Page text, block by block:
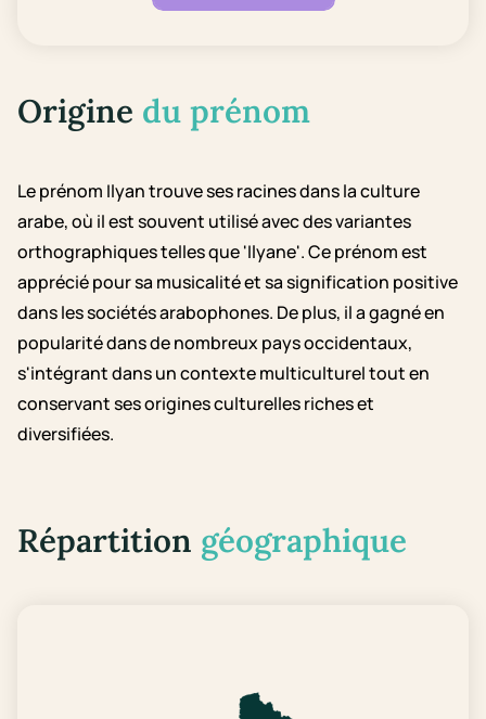
Origine du prénom
Le prénom Ilyan trouve ses racines dans la culture
arabe, où il est souvent utilisé avec des variantes
orthographiques telles que 'Ilyane'. Ce prénom est
apprécié pour sa musicalité et sa signification positive
dans les sociétés arabophones. De plus, il a gagné en
popularité dans de nombreux pays occidentaux,
s'intégrant dans un contexte multiculturel tout en
conservant ses origines culturelles riches et
diversifiées.
Répartition géographique